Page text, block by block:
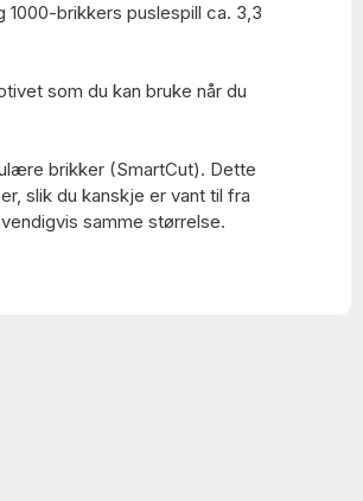
1000-brikkers puslespill ca. 3,3
som du kan bruke når du
brikker (SmartCut). Dette
slik du kanskje er vant til fra
samme størrelse.